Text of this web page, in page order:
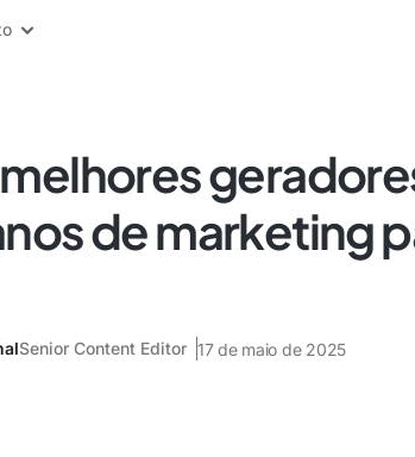
melhores
de marketing
Senior Content Editor 17 de maio de 2025